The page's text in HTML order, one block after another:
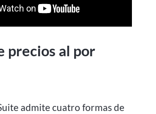
precios al por
admite cuatro formas de